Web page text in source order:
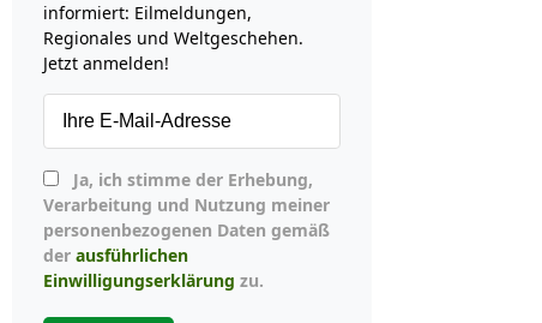
informiert: Eilmeldungen,
Regionales und Weltgeschehen.
Jetzt anmelden!
Verarbeitung und Nutzung meiner
personenbezogenen Daten gemäß
der ausführlichen
Einwilligungserklärung zu.